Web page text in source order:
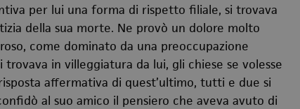
per lui una forma di rispetto filiale, si trovava
della sua morte. Ne provò un dolore molto
come dominato da una preoccupazione
in villeggiatura da lui, gli chiese se volesse
affermativa di quest’ultimo, tutti e due si
al suo amico il pensiero che aveva avuto di